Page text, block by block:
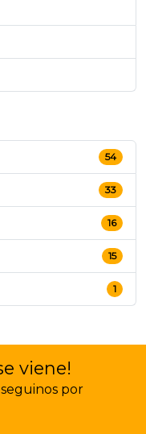
54
33
16
15
1
viene!
por